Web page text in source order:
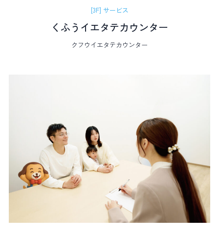
[3F] サービス
くふうイエタテカウンター
クフウイエタテカウンター